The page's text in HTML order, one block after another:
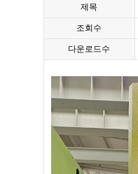
제목
조회수
다운로드수